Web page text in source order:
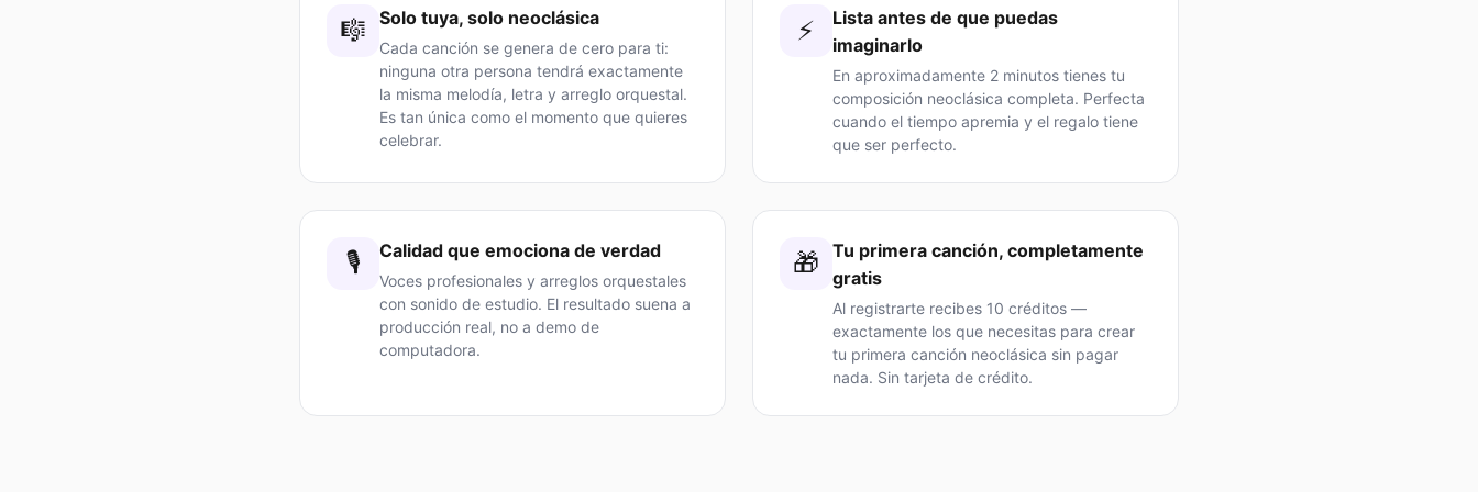
🎼 Solo tuya, solo neoclásica
Cada canción se genera de cero para ti:
ninguna otra persona tendrá exactamente
la misma melodía, letra y arreglo orquestal.
Es tan única como el momento que quieres
celebrar.
⚡
Lista antes de que puedas
imaginarlo
En aproximadamente 2 minutos tienes tu
composición neoclásica completa. Perfecta
cuando el tiempo apremia y el regalo tiene
que ser perfecto.
🎙️ Calidad que emociona de verdad
Voces profesionales y arreglos orquestales
con sonido de estudio. El resultado suena a
producción real, no a demo de
computadora.
🎁
Tu primera canción, completamente
gratis
Al registrarte recibes 10 créditos —
exactamente los que necesitas para crear
tu primera canción neoclásica sin pagar
nada. Sin tarjeta de crédito.